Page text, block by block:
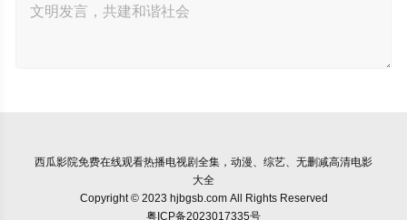
西瓜影院免费在线观看热播电视剧全集，动漫、综艺、无删减高清电影
大全
Copyright © 2023 hjbgsb.com All Rights Reserved
粤ICP备2023017335号